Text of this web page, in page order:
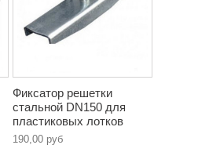
Фиксатор решетки
стальной DN150 для
пластиковых лотков
190,00 руб